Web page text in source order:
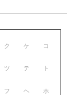
ク ケ コ
ツ テ ト
フ ヘ ホ